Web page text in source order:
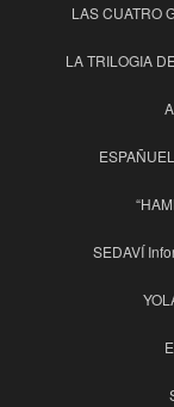
LAS CUATRO
LA TRILOGIA
SEDAVÍ